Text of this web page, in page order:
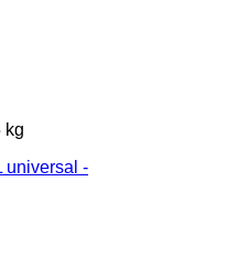
kg
universal -